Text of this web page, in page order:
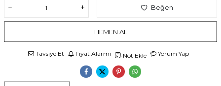
Beğen
HEMEN AL
Tavsiye Et Fiyat Alarmı Not Ekle Yorum Yap